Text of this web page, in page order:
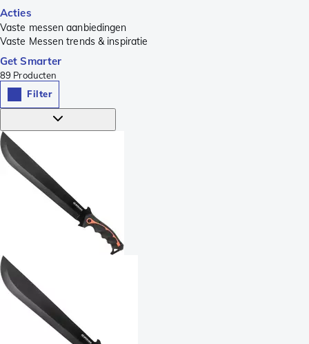
Acties
Vaste messen aanbiedingen
Vaste Messen trends & inspiratie
Get Smarter
89 Producten
Filter